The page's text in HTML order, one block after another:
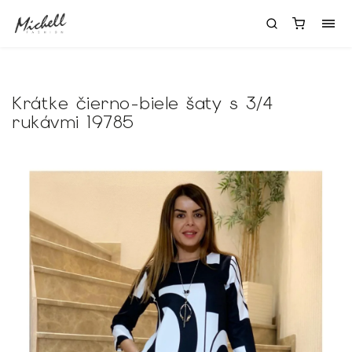
Krátke čierno-biele šaty s 3/4
rukávmi 19785